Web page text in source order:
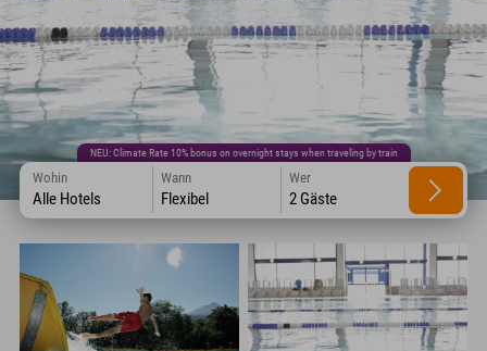
NEU: Climate Rate 10% bonus on overnight stays when traveling by train
Wohin
Alle Hotels
Wann
Flexibel
Wer
2 Gäste